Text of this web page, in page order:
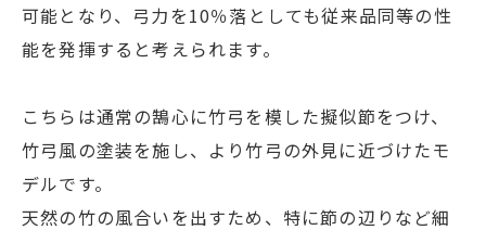
可能となり、弓力を10％落としても従来品同等の性
能を発揮すると考えられます。
こちらは通常の鵠心に竹弓を模した擬似節をつけ、
竹弓風の塗装を施し、より竹弓の外見に近づけたモ
デルです。
天然の竹の風合いを出すため、特に節の辺りなど細